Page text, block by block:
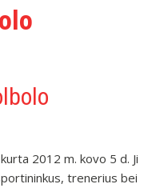
2012 m. kovo 5 d. Ji
trenerius bei